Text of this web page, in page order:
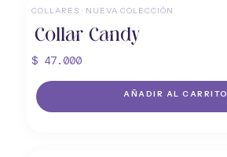
COLLARES · NUEVA COLECCIÓN
Collar Candy
$ 47.000
AÑADIR AL CARRITO